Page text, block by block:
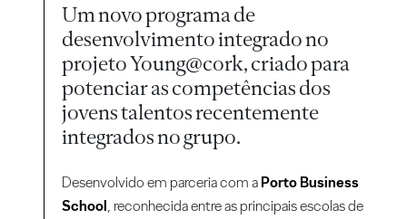
Um novo programa de
desenvolvimento integrado no
projeto Young@cork, criado para
potenciar as competências dos
jovens talentos recentemente
integrados no grupo.
Desenvolvido em parceria com a Porto Business
School, reconhecida entre as principais escolas de